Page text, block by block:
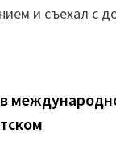
и съехал с
в